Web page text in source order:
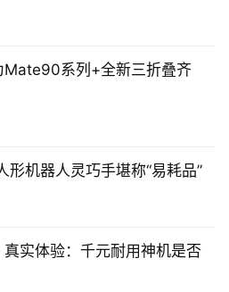
Mate90系列+全新三折叠齐
形机器人灵巧手堪称“易耗品”
实体验：千元耐用神机是否